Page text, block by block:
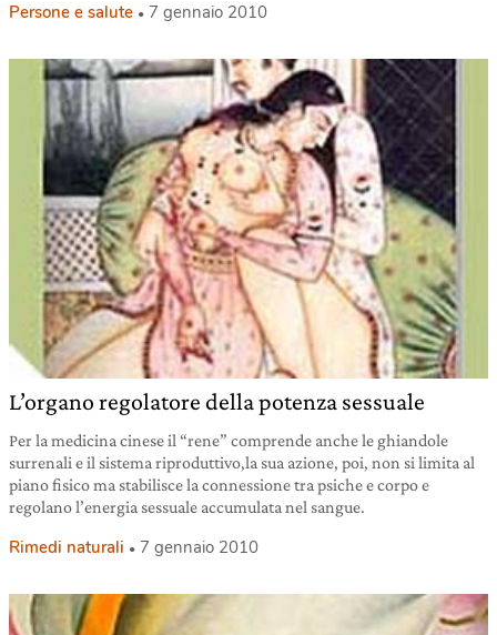
Persone e salute 7 gennaio 2010
L’organo regolatore della potenza sessuale
Per la medicina cinese il “rene” comprende anche le ghiandole
surrenali e il sistema riproduttivo,la sua azione, poi, non si limita al
piano fisico ma stabilisce la connessione tra psiche e corpo e
regolano l’energia sessuale accumulata nel sangue.
Rimedi naturali 7 gennaio 2010